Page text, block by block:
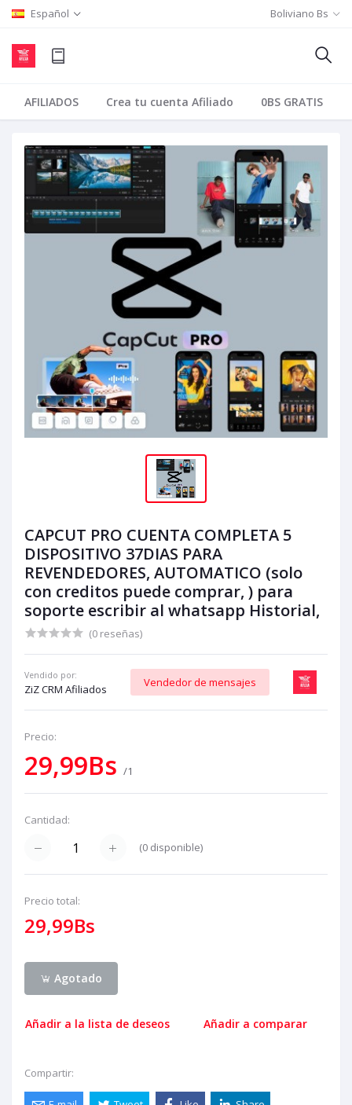
Español Boliviano Bs
AFILIADOS Crea tu cuenta Afiliado 0BS GRATIS
CAPCUT PRO CUENTA COMPLETA 5
DISPOSITIVO 37DIAS PARA
REVENDEDORES, AUTOMATICO (solo
con creditos puede comprar, ) para
soporte escribir al whatsapp Historial,
(0 reseñas)
Vendido por:
ZiZ CRM Afiliados
Vendedor de mensajes
Precio:
29,99Bs /1
Cantidad:
(0 disponible)
Precio total:
29,99Bs
Agotado
Añadir a la lista de deseos Añadir a comparar
Compartir: